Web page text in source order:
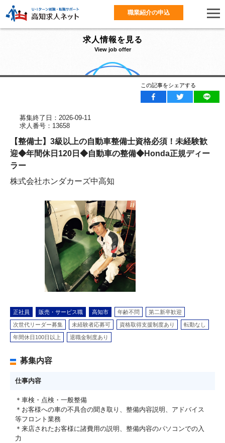
職業紹介の申込
求人情報を見る
View job offer
この記事をシェアする
募集終了日：2026-09-11
求人番号：13658
【整備士】3級以上の自動車整備士資格必須！未経験歓
迎◆年間休日120日◆自動車の整備◆Honda正規ディー
ラー
株式会社ホンダカーズ中高知
正社員 販売・サービス職 高知市 年齢不問 第二新卒歓迎
次世代リーダー募集 未経験者応募可 資格取得支援制度あり 転勤なし
年間休日100日以上 退職金制度あり
募集内容
仕事内容
＊車検・点検・一般整備
＊お客様への車の不具合の聞き取り、整備内容説明、アドバイス
等フロント業務
＊来店されたお客様に諸費用の説明、整備内容のパソコンでの入
力